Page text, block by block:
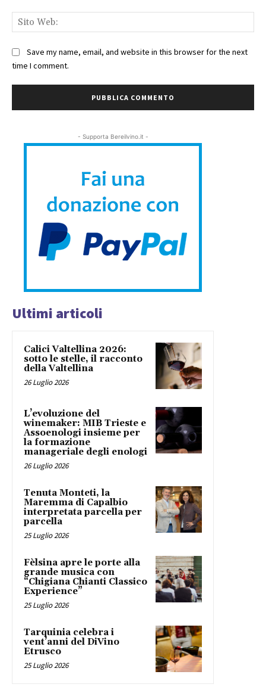
Save my name, email, and website in this browser for the next
time I comment.
- Supporta Bereilvino.it -
Ultimi articoli
Calici Valtellina 2026:
sotto le stelle, il racconto
della Valtellina
26 Luglio 2026
L’evoluzione del
winemaker: MIB Trieste e
Assoenologi insieme per
la formazione
manageriale degli enologi
26 Luglio 2026
Tenuta Monteti, la
Maremma di Capalbio
interpretata parcella per
parcella
25 Luglio 2026
Fèlsina apre le porte alla
grande musica con
“Chigiana Chianti Classico
Experience”
25 Luglio 2026
Tarquinia celebra i
vent’anni del DiVino
Etrusco
25 Luglio 2026